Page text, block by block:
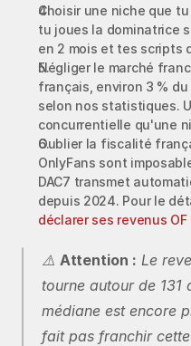
Choisir une niche que
tu joues la dominatrice
en 2 mois et tes scripts
Négliger le marché
français, environ 3 %
selon nos statistiques.
concurrentielle qu'une
Oublier la fiscalité
OnlyFans sont
DAC7 transmet
depuis 2024. Pour le
déclarer ses revenus OF
⚠️ Attention : Le
tourne autour de
médiane est encore
fait pas franchir